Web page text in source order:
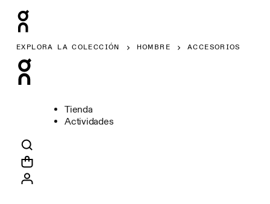
EXPLORA LA COLECCIÓN HOMBRE ACCESORIOS
Tienda
Actividades